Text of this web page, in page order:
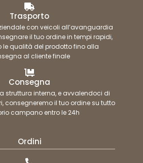
Trasporto
con veicoli all’avanguardia
il tuo ordine in tempi rapidi,
le qualità del prodotto fino alla
al cliente finale
Consegna
struttura interna, e avvalendoci di
consegneremo il tuo ordine su tutto
campano entro le 24h
Ordini